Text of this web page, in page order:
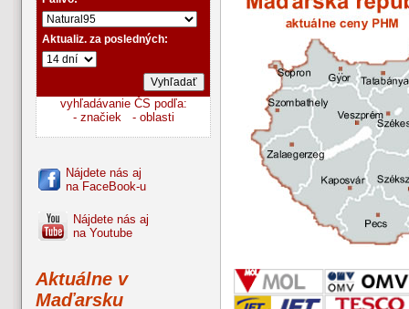
Aktualiz. za posledných:
vyhľadávanie ČS podľa:
- značiek
- oblasti
Nájdete nás aj
na FaceBook-u
Nájdete nás aj
na Youtube
Aktuálne v
Maďarsku